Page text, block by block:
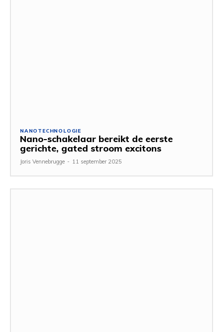
NANOTECHNOLOGIE
Nano-schakelaar bereikt de eerste
gerichte, gated stroom excitons
Joris Vennebrugge - 11 september 2025